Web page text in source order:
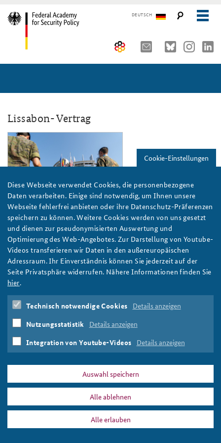
DEUTSCH
Advisory Board
Organisation
The Association of Friends
Partners
Directions
Seminars, Conferences and Events
Security Policy Course for Senior Officials
Core Course on Security Policy
German Forum on Security Policy
Further Events
Working Papers
Lissabon- Vertrag
2eu_parlament-flickr-cc_by_2.0.png
European Parliament/Flickr/CC BY 2.0
Die Bundeswehr als Teil einer Europäischen Armee:
Realistische Perspektive oder unrealistische Vision?
Ist eine Europäische Armee realistisch? Und was bedeutet das
für die Bundeswehr? Im Arbeitspapier Sicherheitspolitik
18/2019 liefert Dr. Ulf von Krause aktuelle Einschätzungen zur
Forderung nach "Mehr Europa" in der Verteidigungspolitik. Foto:
European Parliament/Flickr/CC BY 2.0
weiter
Europäische Armee
Armee der Europäer
Verteidigungsunion,Macron
Lissabon- Vertrag,Parlamentsvorbehalt
DATA PRIVACY IMPRINT
Print
Cookie-Einstellungen
Diese Webseite verwendet Cookies, die personenbezogene
Daten verarbeiten. Einige sind notwendig, um Ihnen unsere
Webseite fehlerfrei anbieten oder ihre Datenschutz-Präferenzen
speichern zu können. Weitere Cookies werden von uns gesetzt
und dienen zur pseudonymisierten Auswertung und
Optimierung des Web-Angebotes. Zur Darstellung von Youtube-
Videos transferieren wir Daten in den außereuropäischen
Adressraum. Ihr Einverständnis können Sie jederzeit auf der
Seite Privatsphäre widerrufen. Nähere Informationen finden Sie
hier.
Technisch notwendige Cookies Details anzeigen
Nutzungsstatistik Details anzeigen
Integration von Youtube-Videos Details anzeigen
Auswahl speichern
Alle ablehnen
Alle erlauben